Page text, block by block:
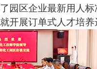
园区企业最新用人
开展订单式人才培养